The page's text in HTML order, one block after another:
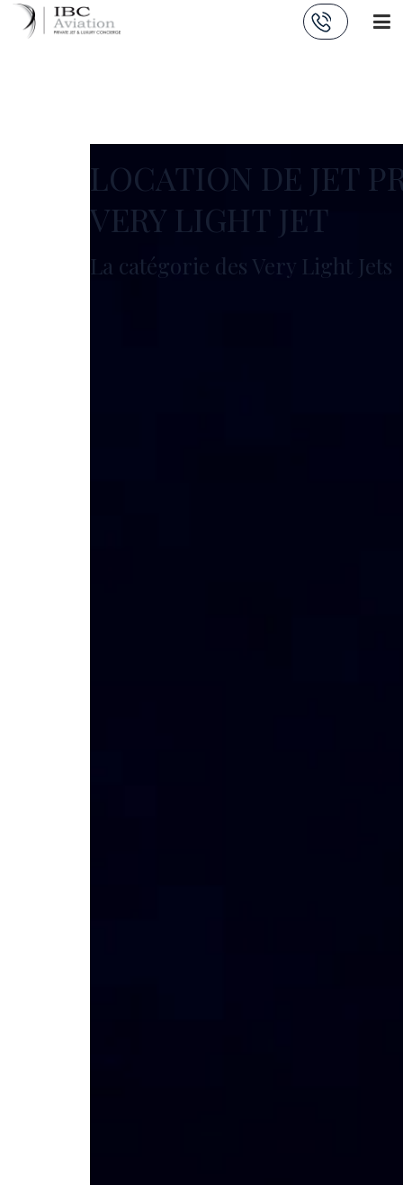
LOCATION DE JET
VERY LIGHT JET
La catégorie des Very Light Jets
Panneau de gestion des cookies